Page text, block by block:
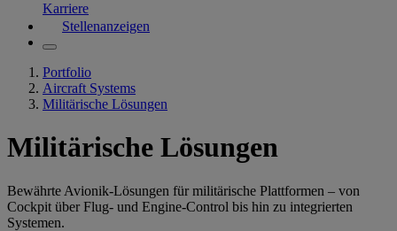
Karriere
Stellenanzeigen
Portfolio
Aircraft Systems
Militärische Lösungen
Militärische Lösungen
Bewährte Avionik-Lösungen für militärische Plattformen – von
Cockpit über Flug- und Engine-Control bis hin zu integrierten
Systemen.